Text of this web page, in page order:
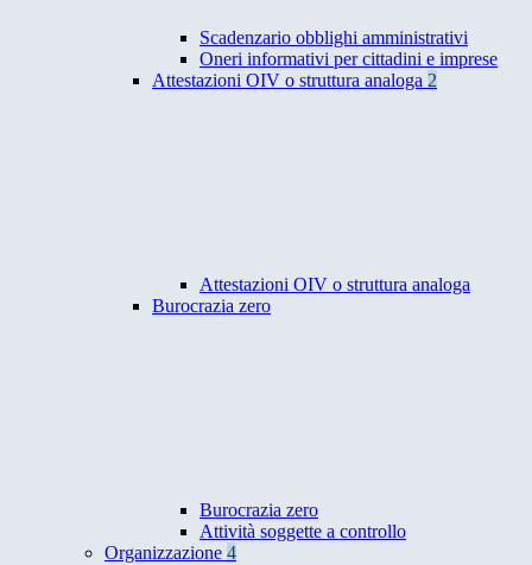
Scadenzario obblighi amministrativi
Oneri informativi per cittadini e imprese
Attestazioni OIV o struttura analoga 2
Attestazioni OIV o struttura analoga
Burocrazia zero
Burocrazia zero
Attività soggette a controllo
Organizzazione 4